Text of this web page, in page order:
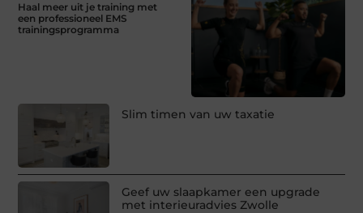
Haal meer uit je training met
een professioneel EMS
trainingsprogramma
Slim timen van uw taxatie
Geef uw slaapkamer een upgrade
met interieuradvies Zwolle